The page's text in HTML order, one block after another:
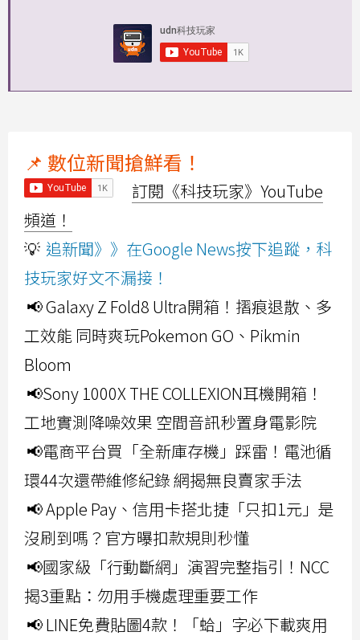
📌 數位新聞搶鮮看！
訂閱《科技玩家》YouTube
頻道！
💡 追新聞》》在Google News按下追蹤，科
技玩家好文不漏接！
📢 Galaxy Z Fold8 Ultra開箱！摺痕退散、多
工效能 同時爽玩Pokemon GO、Pikmin
Bloom
📢Sony 1000X THE COLLEXION耳機開箱！
工地實測降噪效果 空間音訊秒置身電影院
📢電商平台買「全新庫存機」踩雷！電池循
環44次還帶維修紀錄 網揭無良賣家手法
📢 Apple Pay、信用卡搭北捷「只扣1元」是
沒刷到嗎？官方曝扣款規則秒懂
📢國家級「行動斷網」演習完整指引！NCC
揭3重點：勿用手機處理重要工作
📢 LINE免費貼圖4款！「蛤」字必下載爽用